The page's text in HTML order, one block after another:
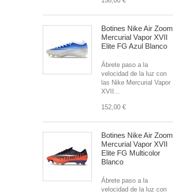
Botines Nike Air Zoom
Mercurial Vapor XVII
Elite FG Azul Blanco
Ábrete paso a la
velocidad de la luz con
las Nike Mercurial Vapor
XVII...
152,00 €
Botines Nike Air Zoom
Mercurial Vapor XVII
Elite FG Multicolor
Blanco
Ábrete paso a la
velocidad de la luz con